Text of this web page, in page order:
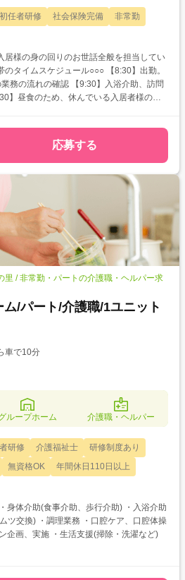
初任者研修 社会保険完備
非常勤
居様の身の回りのお世話全般を担当してい
【9:30】入浴介助、訪問
13:00】掃除や個人的な仕事の処理などを
あ
) ※更新上限なし
応募する
里 / 非常勤・パートの介護職・ヘルパー求
/パート/介護職/1ユニット
車で10分
ループホーム 介護職・ヘルパー
研修 介護福祉士
研修制度あり
無資格OK
年間休日110日以上
ツ交換) ・調理業務 ・口腔ケア、口腔体操
企画、実施 ・生活支援(掃除・洗濯など)